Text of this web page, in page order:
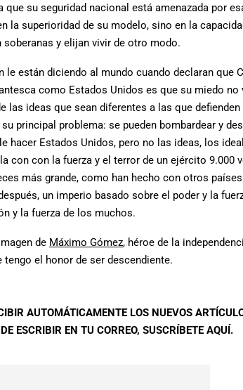
que su seguridad nacional está amenazada por
la superioridad de su modelo, sino en la
y elijan vivir de otro modo.
están diciendo al mundo cuando declaran que
como Estados Unidos es que su miedo
las ideas que sean diferentes a las que
principal problema: se pueden bombardear y
hacer Estados Unidos, pero no las ideas, los
con con la fuerza y el terror de un ejército 9.000
más grande, como han hecho con otros
un imperio basado sobre el poder y la
y la fuerza de los muchos.
de Máximo Gómez, héroe de la
el honor de ser descendiente.
AUTOMÁTICAMENTE LOS NUEVOS
ESCRIBIR EN TU CORREO, SUSCRÍBETE AQUÍ.